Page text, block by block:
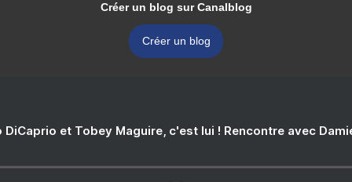
Créer un blog sur Canalblog
Créer un blog
DiCaprio et Tobey Maguire, c'est lui ! Rencontre avec